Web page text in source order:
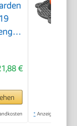
250€
* Anzeige